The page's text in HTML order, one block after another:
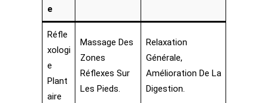
E
Réfle
Xologi
E
Plant
Aire
Massage Des
Zones
Réflexes Sur
Les Pieds.
Relaxation
Générale,
Amélioration De La
Digestion.